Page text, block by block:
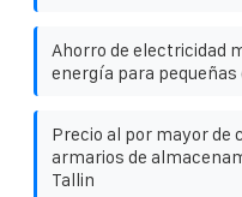
Ahorro de electricidad
energía para pequeñas
Precio al por mayor de
armarios de
Tallin